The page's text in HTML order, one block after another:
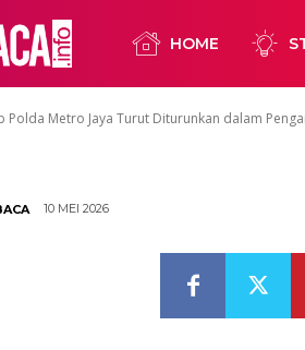
HOME
Polda Metro Jaya Turut Diturunkan dalam
10 MEI 2026